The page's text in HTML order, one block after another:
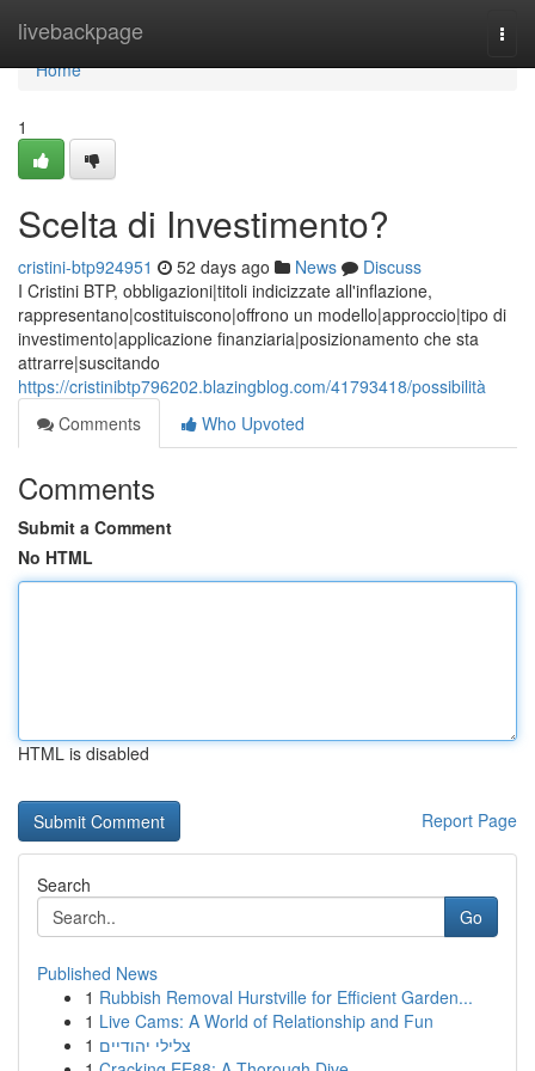
livebackpage
Home
Home
1
Scelta di Investimento?
cristini-btp924951 52 days ago News
Discuss
I Cristini BTP, obbligazioni|titoli indicizzate all'inflazione,
rappresentano|costituiscono|offrono un modello|approccio|tipo di
investimento|applicazione finanziaria|posizionamento che sta
attrarre|suscitando
https://cristinibtp796202.blazingblog.com/41793418/possibilità
Comments
Who Upvoted
Comments
Submit a Comment
No HTML
HTML is disabled
Report Page
Search
Go
Published News
1 Rubbish Removal Hurstville for Efficient Garden...
1 Live Cams: A World of Relationship and Fun
1 צלילי יהודיים